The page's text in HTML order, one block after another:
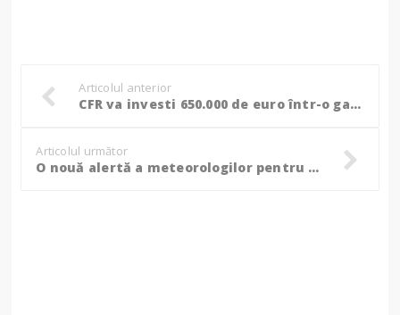
Articolul anterior
CFR va investi 650.000 de euro într-o gară din județul Botoșani!
Articolul următor
O nouă alertă a meteorologilor pentru județul Botoșani!